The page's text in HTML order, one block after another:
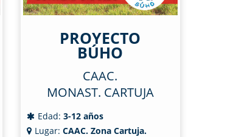
PROYECTO
BÚHO
CAAC.
MONAST. CARTUJA
Edad: 3-12 años
Lugar: CAAC. Zona Cartuja.